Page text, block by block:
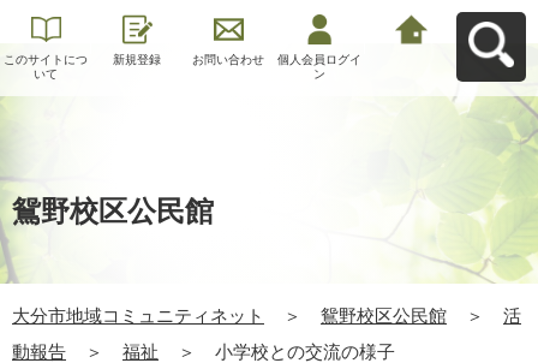
このサイトにつ
いて
新規登録 お問い合わせ
個人会員ログイ
ン
鴛野校区公民館
大分市地域コミュニティネット ＞ 鴛野校区公民館 ＞
活
動報告
＞ 福祉 ＞ 小学校との交流の様子